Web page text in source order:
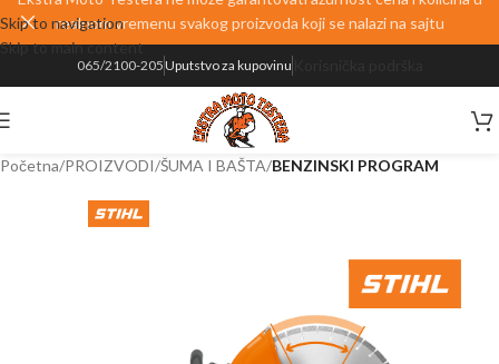
Skip to navigation
Skip to main content
realnom vremenu svakog proizvoda koji se nalazi na sajtu
065/2100-205Uputstvo za kupovinu
Početna PROIZVODI ŠUMA I BAŠTA BENZINSKI PROGRAM